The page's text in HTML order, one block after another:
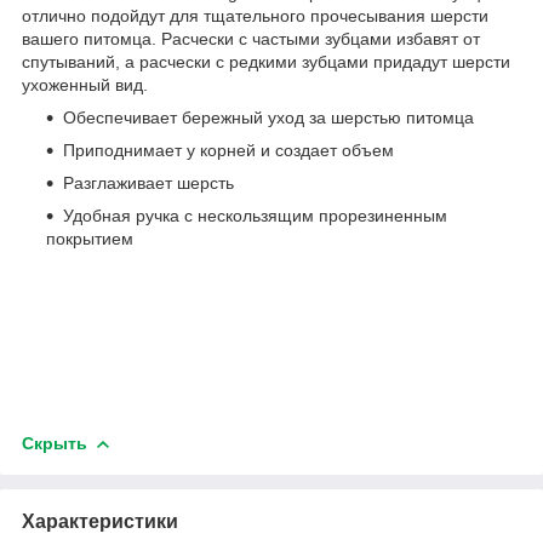
отлично подойдут для тщательного прочесывания шерсти
вашего питомца. Расчески с частыми зубцами избавят от
спутываний, а расчески с редкими зубцами придадут шерсти
ухоженный вид.
Обеспечивает бережный уход за шерстью питомца
Приподнимает у корней и создает объем
Разглаживает шерсть
Удобная ручка с нескользящим прорезиненным
покрытием
Скрыть
Характеристики